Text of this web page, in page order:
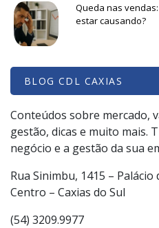
Queda nas
estar causando?
BLOG CDL CAXIAS
Conteúdos sobre mercado,
gestão, dicas e muito mais.
negócio e a gestão da sua
Rua Sinimbu, 1415 – Palácio
Centro – Caxias do Sul
(54) 3209.9977